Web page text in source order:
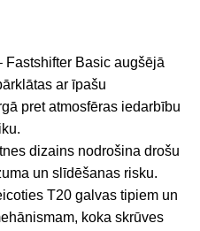
Fastshifter Basic augšējā
ar īpašu
pret atmosfēras iedarbību
dizains nodrošina drošu
un slīdēšanas risku.
T20 galvas tipiem un
koka skrūves